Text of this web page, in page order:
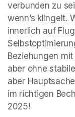
verbunden zu
wenn’s klingelt.
innerlich auf
Beziehungen
aber ohne
aber
im richtigen
2025!